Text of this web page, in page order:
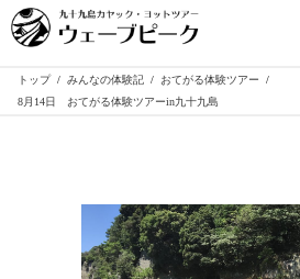
トップ / みんなの体験記 / おてがる体験ツアー
/
8月14日 おてがる体験ツアーin九十九島